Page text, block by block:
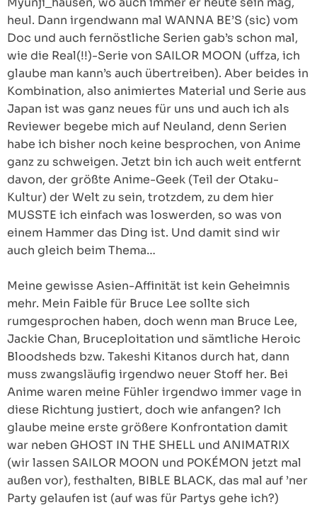
heul. Dann irgendwann mal WANNA BE’S (sic) vom
Doc und auch fernöstliche Serien gab’s schon mal,
wie die Real(!!)-Serie von SAILOR MOON (uffza, ich
glaube man kann’s auch übertreiben). Aber beides in
Kombination, also animiertes Material und Serie aus
Japan ist was ganz neues für uns und auch ich als
Reviewer begebe mich auf Neuland, denn Serien
habe ich bisher noch keine besprochen, von Anime
ganz zu schweigen. Jetzt bin ich auch weit entfernt
davon, der größte Anime-Geek (Teil der Otaku-
Kultur) der Welt zu sein, trotzdem, zu dem hier
MUSSTE ich einfach was loswerden, so was von
einem Hammer das Ding ist. Und damit sind wir
auch gleich beim Thema…
Meine gewisse Asien-Affinität ist kein Geheimnis
mehr. Mein Faible für Bruce Lee sollte sich
rumgesprochen haben, doch wenn man Bruce Lee,
Jackie Chan, Bruceploitation und sämtliche Heroic
Bloodsheds bzw. Takeshi Kitanos durch hat, dann
muss zwangsläufig irgendwo neuer Stoff her. Bei
Anime waren meine Fühler irgendwo immer vage in
diese Richtung justiert, doch wie anfangen? Ich
glaube meine erste größere Konfrontation damit
war neben GHOST IN THE SHELL und ANIMATRIX
(wir lassen SAILOR MOON und POKÉMON jetzt mal
außen vor), festhalten, BIBLE BLACK, das mal auf ’ner
Party gelaufen ist (auf was für Partys gehe ich?)